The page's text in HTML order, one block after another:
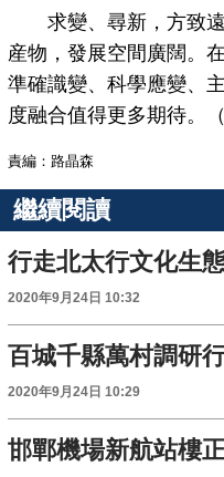
求變、尋新，方致遠
産物，發展空間廣闊。
準確識變、科學應變、
度融合值得更多期待。
責編：路晶森
繼續閱讀
2020年9月24日 10:32
2020年9月24日 10:29
邯鄲機場新航站樓